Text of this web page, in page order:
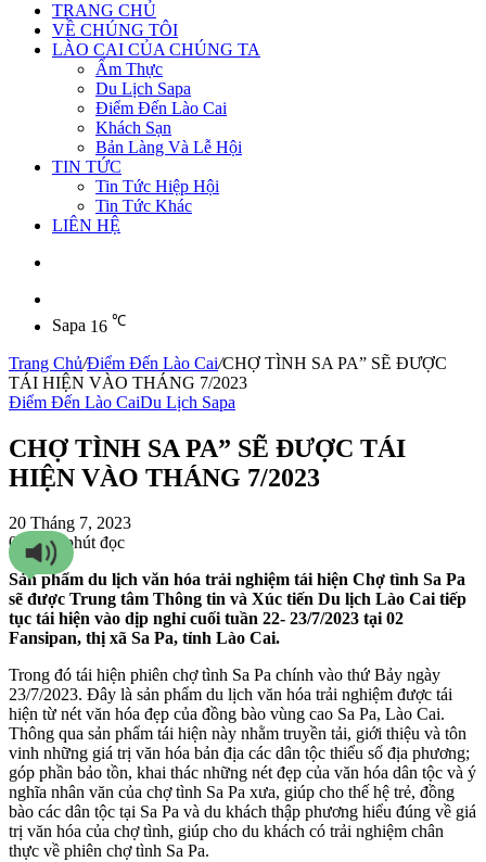
TRANG CHỦ
VỀ CHÚNG TÔI
LÀO CAI CỦA CHÚNG TA
Ẩm Thực
Du Lịch Sapa
Điểm Đến Lào Cai
Khách Sạn
Bản Làng Và Lễ Hội
TIN TỨC
Tin Tức Hiệp Hội
Tin Tức Khác
LIÊN HỆ
Sapa 16 ℃
Trang Chủ/Điểm Đến Lào Cai/CHỢ TÌNH SA PA” SẼ ĐƯỢC
TÁI HIỆN VÀO THÁNG 7/2023
Điểm Đến Lào CaiDu Lịch Sapa
CHỢ TÌNH SA PA” SẼ ĐƯỢC TÁI
HIỆN VÀO THÁNG 7/2023
20 Tháng 7, 2023
0 1293 phút đọc
Sản phẩm du lịch văn hóa trải nghiệm tái hiện Chợ tình Sa Pa
sẽ được Trung tâm Thông tin và Xúc tiến Du lịch Lào Cai tiếp
tục tái hiện vào dịp nghỉ cuối tuần 22- 23/7/2023 tại 02
Fansipan, thị xã Sa Pa, tỉnh Lào Cai.
Trong đó tái hiện phiên chợ tình Sa Pa chính vào thứ Bảy ngày
23/7/2023. Đây là sản phẩm du lịch văn hóa trải nghiệm được tái
hiện từ nét văn hóa đẹp của đồng bào vùng cao Sa Pa, Lào Cai.
Thông qua sản phẩm tái hiện này nhằm truyền tải, giới thiệu và tôn
vinh những giá trị văn hóa bản địa các dân tộc thiểu số địa phương;
góp phần bảo tồn, khai thác những nét đẹp của văn hóa dân tộc và ý
nghĩa nhân văn của chợ tình Sa Pa xưa, giúp cho thế hệ trẻ, đồng
bào các dân tộc tại Sa Pa và du khách thập phương hiểu đúng về giá
trị văn hóa của chợ tình, giúp cho du khách có trải nghiệm chân
thực về phiên chợ tình Sa Pa.